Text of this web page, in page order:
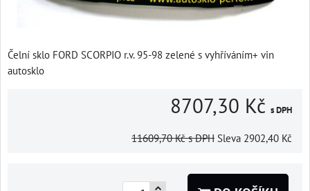
Čelní sklo FORD SCORPIO r.v. 95-98 zelené s vyhříváním+ vin
autosklo
8707,30 Kč s DPH
11609,70 Kč s DPH Sleva 2902,40 Kč